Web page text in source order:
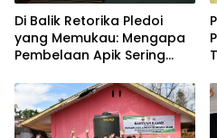
Di Balik Retorika Pledoi
yang Memukau: Mengapa
Pembelaan Apik Sering